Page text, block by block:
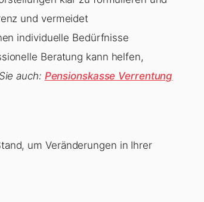
und vermeidet
individuelle Bedürfnisse
Beratung kann helfen,
auch: Pensionskasse Verrentung
um Veränderungen in Ihrer